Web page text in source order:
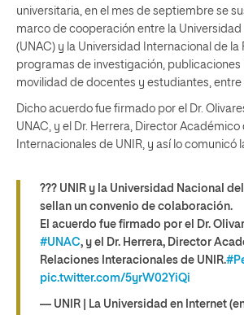
universitaria, en el mes de septiembre se
marco de cooperación entre la
(UNAC) y la Universidad Internacional de la
programas de investigación, publicaciones
movilidad de docentes y estudiantes, entre
Dicho acuerdo fue firmado por el Dr.
UNAC, y el Dr. Herrera, Director Académico
Internacionales de UNIR, y así lo comunicó
??? UNIR y la Universidad Nacional
sellan un convenio de colaboración.
El acuerdo fue firmado por el Dr.
#UNAC, y el Dr. Herrera, Director
Relaciones Interacionales de UNIR.
pic.twitter.com/5yrW02YiQi
— UNIR | La Universidad en Internet